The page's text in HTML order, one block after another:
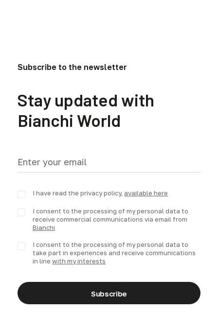
Subscribe to the newsletter
Stay updated with
Bianchi World
I have read the privacy policy, available here
I consent to the processing of my personal data to
receive commercial communications via email from
Bianchi
I consent to the processing of my personal data to
take part in experiences and receive communications
in linewith my interests